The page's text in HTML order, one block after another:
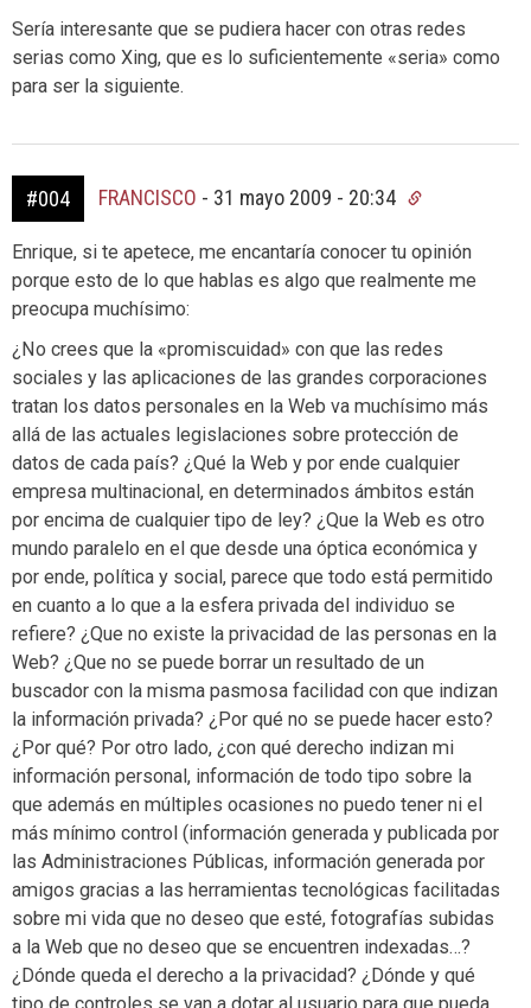
Sería interesante que se pudiera hacer con otras redes
serias como Xing, que es lo suficientemente «seria» como
para ser la siguiente.
#004 FRANCISCO - 31 mayo 2009 - 20:34
Enrique, si te apetece, me encantaría conocer tu opinión
porque esto de lo que hablas es algo que realmente me
preocupa muchísimo:
¿No crees que la «promiscuidad» con que las redes
sociales y las aplicaciones de las grandes corporaciones
tratan los datos personales en la Web va muchísimo más
allá de las actuales legislaciones sobre protección de
datos de cada país? ¿Qué la Web y por ende cualquier
empresa multinacional, en determinados ámbitos están
por encima de cualquier tipo de ley? ¿Que la Web es otro
mundo paralelo en el que desde una óptica económica y
por ende, política y social, parece que todo está permitido
en cuanto a lo que a la esfera privada del individuo se
refiere? ¿Que no existe la privacidad de las personas en la
Web? ¿Que no se puede borrar un resultado de un
buscador con la misma pasmosa facilidad con que indizan
la información privada? ¿Por qué no se puede hacer esto?
¿Por qué? Por otro lado, ¿con qué derecho indizan mi
información personal, información de todo tipo sobre la
que además en múltiples ocasiones no puedo tener ni el
más mínimo control (información generada y publicada por
las Administraciones Públicas, información generada por
amigos gracias a las herramientas tecnológicas facilitadas
sobre mi vida que no deseo que esté, fotografías subidas
a la Web que no deseo que se encuentren indexadas…?
¿Dónde queda el derecho a la privacidad? ¿Dónde y qué